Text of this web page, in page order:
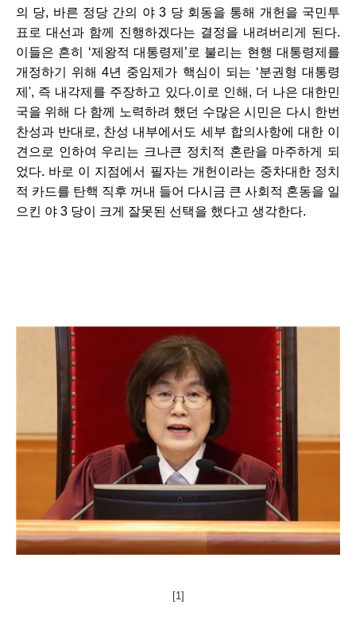
의 당, 바른 정당 간의 야 3 당 회동을 통해 개헌을 국민투
표로 대선과 함께 진행하겠다는 결정을 내려버리게 된다.
이들은 흔히 ‘제왕적 대통령제’로 불리는 현행 대통령제를
개정하기 위해 4년 중임제가 핵심이 되는 ‘분권형 대통령
제', 즉 내각제를 주장하고 있다.이로 인해, 더 나은 대한민
국을 위해 다 함께 노력하려 했던 수많은 시민은 다시 한번
찬성과 반대로, 찬성 내부에서도 세부 합의사항에 대한 이
견으로 인하여 우리는 크나큰 정치적 혼란을 마주하게 되
었다. 바로 이 지점에서 필자는 개헌이라는 중차대한 정치
적 카드를 탄핵 직후 꺼내 들어 다시금 큰 사회적 혼동을 일
으킨 야 3 당이 크게 잘못된 선택을 했다고 생각한다.
[1]